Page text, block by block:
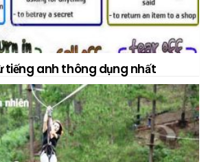
tiếng anh thông dụng nhất